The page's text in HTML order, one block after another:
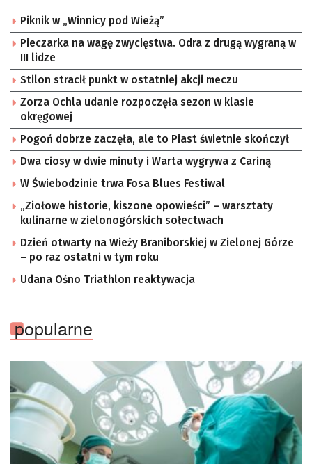
Piknik w „Winnicy pod Wieżą”
Pieczarka na wagę zwycięstwa. Odra z drugą wygraną w
III lidze
Stilon stracił punkt w ostatniej akcji meczu
Zorza Ochla udanie rozpoczęła sezon w klasie
okręgowej
Pogoń dobrze zaczęła, ale to Piast świetnie skończył
Dwa ciosy w dwie minuty i Warta wygrywa z Cariną
W Świebodzinie trwa Fosa Blues Festiwal
„Ziołowe historie, kiszone opowieści” – warsztaty
kulinarne w zielonogórskich sołectwach
Dzień otwarty na Wieży Braniborskiej w Zielonej Górze
– po raz ostatni w tym roku
Udana Ośno Triathlon reaktywacja
popularne